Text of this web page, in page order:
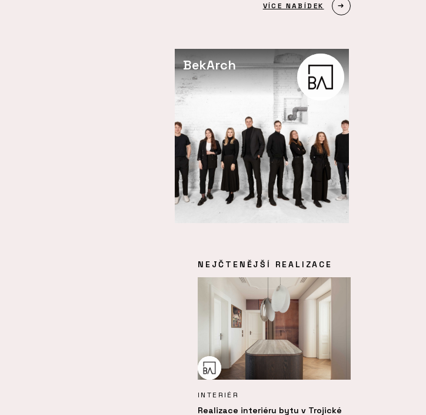
VÍCE NABÍDEK
BekArch
NEJČTENĚJŠÍ REALIZACE
INTERIÉR
Realizace interiéru bytu v Trojické